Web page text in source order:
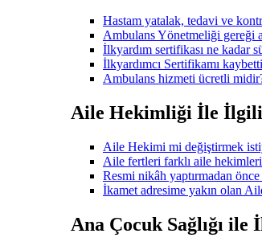
Hastam yatalak, tedavi ve
Ambulans Yönetmeliği gereği
İlkyardım sertifikası ne kadar
İlkyardımcı Sertifikamı
Ambulans hizmeti ücretli
Aile Hekimliği İle
Aile Hekimi mi değiştirmek
Aile fertleri farklı aile
Resmi nikâh yaptırmadan
İkamet adresime yakın olan
Ana Çocuk Sağlığı